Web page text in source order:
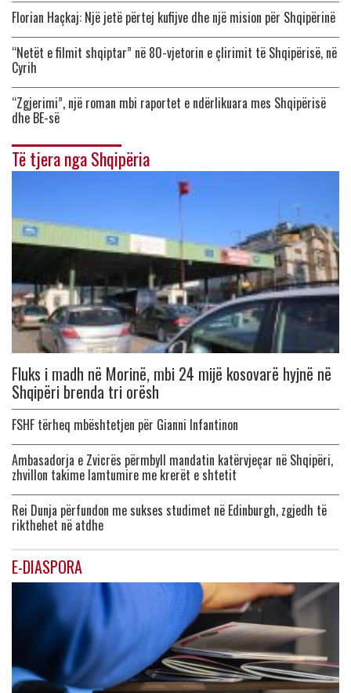
Florian Haçkaj: Një jetë përtej kufijve dhe një mision për Shqipërinë
“Netët e filmit shqiptar” në 80-vjetorin e çlirimit të Shqipërisë, në
Cyrih
“Zgjerimi”, një roman mbi raportet e ndërlikuara mes Shqipërisë
dhe BE-së
Të tjera nga Shqipëria
Fluks i madh në Morinë, mbi 24 mijë kosovarë hyjnë në
Shqipëri brenda tri orësh
FSHF tërheq mbështetjen për Gianni Infantinon
Ambasadorja e Zvicrës përmbyll mandatin katërvjeçar në Shqipëri,
zhvillon takime lamtumire me krerët e shtetit
Rei Dunja përfundon me sukses studimet në Edinburgh, zgjedh të
rikthehet në atdhe
E-DIASPORA